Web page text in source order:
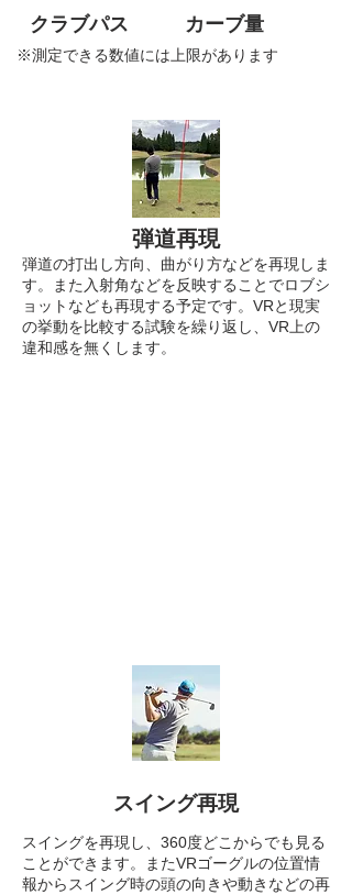
クラブパス ​カーブ量
​※測定できる数値には上限があります
弾道再現
弾道の打出し方向、曲がり方などを再現しま
す。また入射角などを反映することでロブシ
ョットなども再現する予定です。VRと現実
の挙動を比較する試験を繰り返し、VR上の
違和感を無くします。
スイング再現
​スイングを再現し、360度どこからでも見る
ことができます。またVRゴーグルの位置情
報からスイング時の頭の向きや動きなどの再